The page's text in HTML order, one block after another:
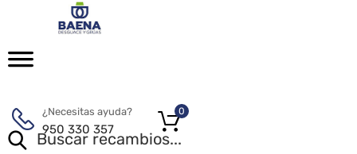
¿Necesitas ayuda?
950 330 357
0